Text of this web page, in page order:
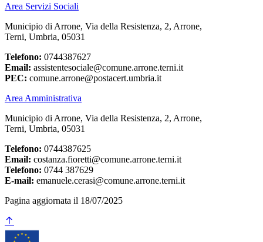
Area Servizi Sociali
Municipio di Arrone, Via della Resistenza, 2, Arrone,
Terni, Umbria, 05031
Telefono: 0744387627
Email: assistentesociale@comune.arrone.terni.it
PEC: comune.arrone@postacert.umbria.it
Area Amministrativa
Municipio di Arrone, Via della Resistenza, 2, Arrone,
Terni, Umbria, 05031
Telefono: 0744387625
Email: costanza.fioretti@comune.arrone.terni.it
Telefono: 0744 387629
E-mail: emanuele.cerasi@comune.arrone.terni.it
Pagina aggiornata il 18/07/2025